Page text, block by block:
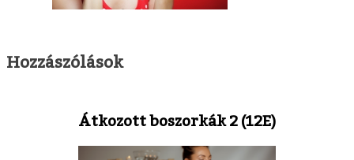
Hozzászólások
Átkozott boszorkák 2 (12E)